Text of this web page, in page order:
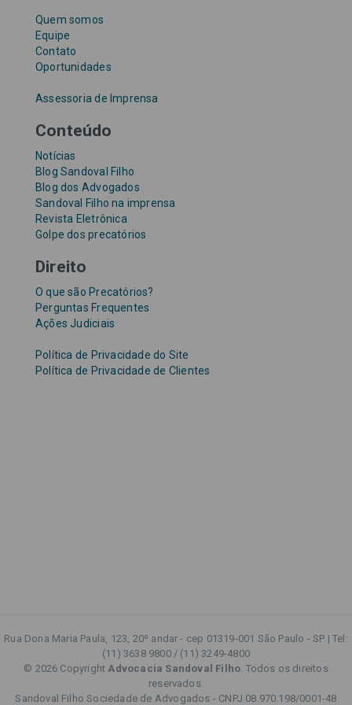
Quem somos
Equipe
Contato
Oportunidades
Assessoria de Imprensa
Conteúdo
Notícias
Blog Sandoval Filho
Blog dos Advogados
Sandoval Filho na imprensa
Revista Eletrônica
Golpe dos precatórios
Direito
O que são Precatórios?
Perguntas Frequentes
Ações Judiciais
Política de Privacidade do Site
Política de Privacidade de Clientes
Rua Dona Maria Paula, 123, 20º andar - cep 01319-001 São Paulo - SP | Tel:
(11) 3638 9800 / (11) 3249-4800
© 2026 CopyrightAdvocacia Sandoval Filho. Todos os direitos
reservados.
Sandoval Filho Sociedade de Advogados - CNPJ 08.970.198/0001-48